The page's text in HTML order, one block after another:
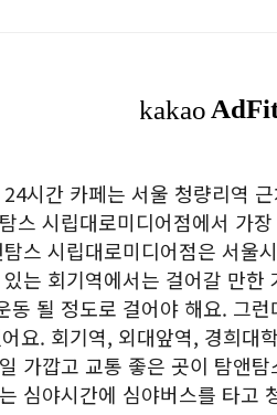
시간 카페는 서울 청량리역
스 시립대로미디어점에서 가
스 시립대로미디어점은 서울
는 회기역에서는 걸어갈 만한
동 될 정도로 걸어야 해요. 그
요. 회기역, 외대앞역, 경희대
가깝고 교통 좋은 곳이 탐앤
심야시간에 심야버스를 타고